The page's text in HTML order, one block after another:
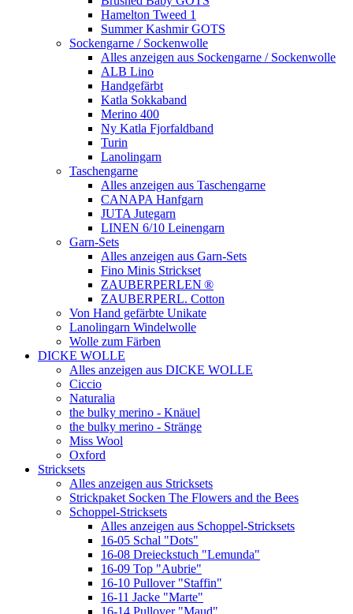
Hamelton Tweed 1
Summer Kashmir GOTS
Sockengarne / Sockenwolle
Alles anzeigen aus Sockengarne / Sockenwolle
ALB Lino
Handgefärbt
Katla Sokkaband
Merino 400
Ny Katla Fjorfaldband
Turin
Lanolingarn
Taschengarne
Alles anzeigen aus Taschengarne
CANAPA Hanfgarn
JUTA Jutegarn
LINEN 6/10 Leinengarn
Garn-Sets
Alles anzeigen aus Garn-Sets
Fino Minis Strickset
ZAUBERPERLEN ®
ZAUBERPERL. Cotton
Von Hand gefärbte Unikate
Lanolingarn Windelwolle
Wolle zum Färben
DICKE WOLLE
Alles anzeigen aus DICKE WOLLE
Ciccio
Naturalia
the bulky merino - Knäuel
the bulky merino - Stränge
Miss Wool
Oxford
Stricksets
Alles anzeigen aus Stricksets
Strickpaket Socken The Flowers and the Bees
Schoppel-Stricksets
Alles anzeigen aus Schoppel-Stricksets
16-05 Schal "Dots"
16-08 Dreieckstuch "Lemunda"
16-09 Top "Aubrie"
16-10 Pullover "Staffin"
16-11 Jacke "Marte"
16-14 Pullover "Maud"